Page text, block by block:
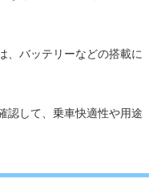
、バッテリーなどの搭載に
認して、乗車快適性や用途